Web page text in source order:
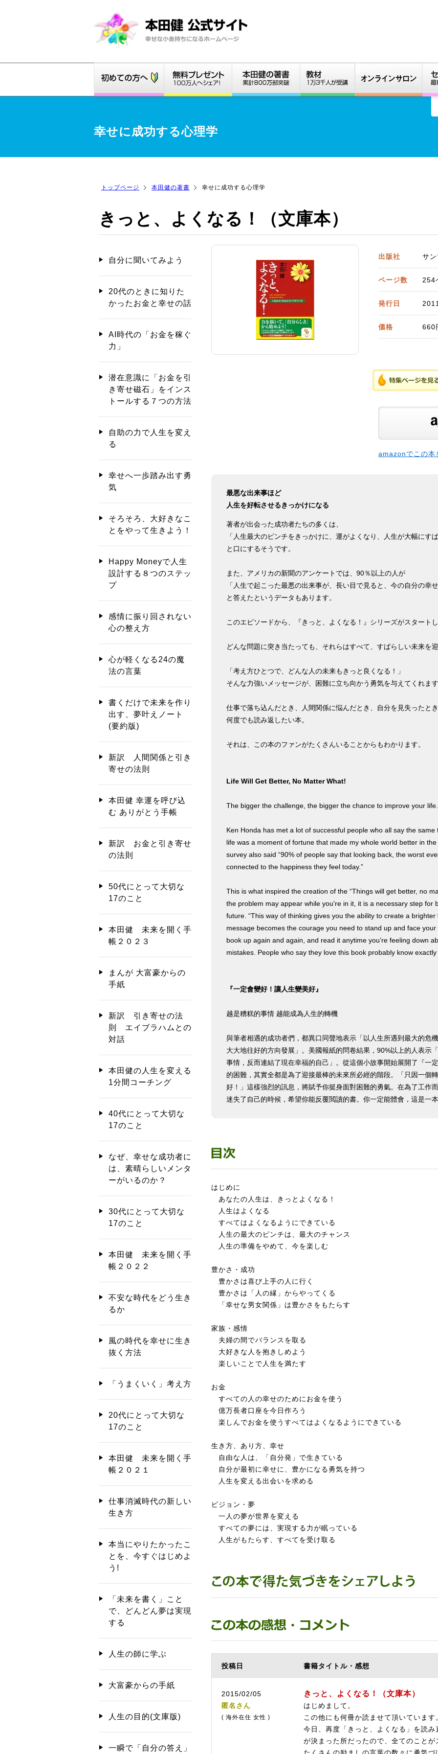
幸せに成功する心理学
トップページ 本田健の著書 幸せに成功する心理学
きっと、よくなる！（文庫本）
出版社 サ
ページ数 254
発行日
価格 660
amazonでこの本
最悪な出来事ほど
人生を好転させるきっかけになる
著者が出会った成功者たちの多くは、
「人生最大のピンチをきっかけに、運がよくなり、人生が大幅にす
と口にするそうです。
また、アメリカの新聞のアンケートでは、90％以上の人が
「人生で起こった最悪の出来事が、長い目で見ると、今の自分の幸
と答えたというデータもあります。
このエピソードから、『きっと、よくなる！』シリーズがスタートし
どんな問題に突き当たっても、それらはすべて、すばらしい未来を
「考え方ひとつで、どんな人の未来もきっと良くなる！」
そんな力強いメッセージが、困難に立ち向かう勇気を与えてくれます
仕事で落ち込んだとき、人間関係に悩んだとき、自分を見失ったとき
何度でも読み返したい本。
それは、この本のファンがたくさんいることからもわかります。
Life Will Get Better, No Matter What!
The bigger the challenge, the bigger the chance to improve your life.
Ken Honda has met a lot of successful people who all say the
life was a moment of fortune that made my whole world better in the
survey also said “90% of people say that looking back, the worst
connected to the happiness they feel today.”
This is what inspired the creation of the “Things will get better, no
the problem may appear while you're in it, it is a necessary step for
future. “This way of thinking gives you the ability to create a
message becomes the courage you need to stand up and face your
book up again and again, and read it anytime you’re feeling down
mistakes. People who say they love this book probably know exactly
『一定會變好！讓人生變美好』
越是糟糕的事情 越能成為人生的轉機
與筆者相遇的成功者們，都異口同聲地表示「以人生所遇到最大的危
大大地往好的方向發展」。美國報紙的問卷結果，90%以上的人表示
事情，反而連結了現在幸福的自己」。從這個小故事開始展開了『一
的困難，其實全都是為了迎接最棒的未來所必經的階段。「只因一個
好！」這樣強烈的訊息，將賦予你挺身面對困難的勇氣。在為了工作
迷失了自己的時候，希望你能反覆閲讀的書。你一定能體會，這是一
はじめに
あなたの人生は、きっとよくなる！
人生はよくなる
すべてはよくなるようにできている
人生の最大のピンチは、最大のチャンス
人生の準備をやめて、今を楽しむ
豊かさ・成功
豊かさは喜び上手の人に行く
豊かさは「人の縁」からやってくる
「幸せな男女関係」は豊かさをもたらす
家族・感情
夫婦の間でバランスを取る
大好きな人を抱きしめよう
楽しいことで人生を満たす
お金
すべての人の幸せのためにお金を使う
億万長者口座を今日作ろう
楽しんでお金を使うすべてはよくなるようにできている
生き方、あり方、幸せ
自由な人は、「自分発」で生きている
自分が最初に幸せに、豊かになる勇気を持つ
人生を変える出会いを求める
ビジョン・夢
一人の夢が世界を変える
すべての夢には、実現する力が眠っている
人生がもたらす、すべてを受け取る
投稿日 書籍タイトル・感想
2015/02/05
匿名さん
( 海外在住 女性 )
きっと、よくなる！（文庫本）
はじめまして。
この他にも何冊か読ませて頂いています
今日、再度「きっと、よくなる」を読
が決まった所だったので、全てのことが
自分に聞いてみよう
20代のときに知りた
かったお金と幸せの話
AI時代の「お金を稼ぐ
力」
潜在意識に「お金を引
き寄せ磁石」をインス
トールする７つの方法
自助の力で人生を変え
る
幸せへ一歩踏み出す勇
気
そろそろ、大好きなこ
とをやって生きよう！
Happy Moneyで人生
設計する８つのステッ
プ
感情に振り回されない
心の整え方
心が軽くなる24の魔
法の言葉
書くだけで未来を作り
出す、夢叶えノート
(要約版)
新訳 人間関係と引き
寄せの法則
本田健 幸運を呼び込
む ありがとう手帳
新訳 お金と引き寄せ
の法則
50代にとって大切な
17のこと
本田健 未来を開く手
帳２０２３
まんが 大富豪からの
手紙
新訳 引き寄せの法
則 エイブラハムとの
対話
本田健の人生を変える
1分間コーチング
40代にとって大切な
17のこと
なぜ、幸せな成功者に
は、素晴らしいメンタ
ーがいるのか？
30代にとって大切な
17のこと
本田健 未来を開く手
帳２０２２
不安な時代をどう生き
るか
風の時代を幸せに生き
抜く方法
「うまくいく」考え方
20代にとって大切な
17のこと
本田健 未来を開く手
帳２０２１
仕事消滅時代の新しい
生き方
本当にやりたかったこ
とを、今すぐはじめよ
う!
「未来を書く」こと
で、どんどん夢は実現
する
人生の師に学ぶ
大富豪からの手紙
人生の目的(文庫版)
一瞬で「自分の答え」